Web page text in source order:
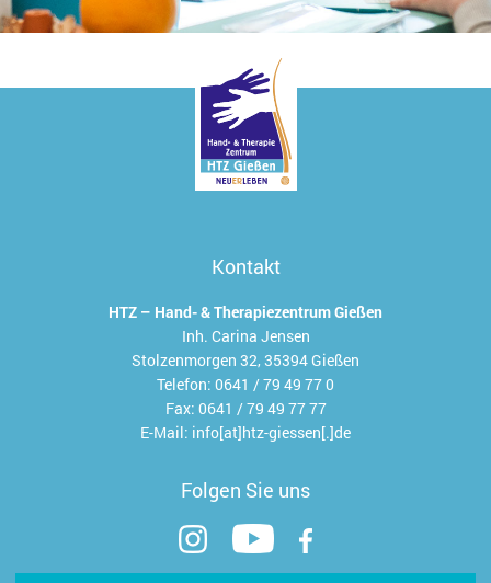
Kontakt
HTZ – Hand- & Therapiezentrum Gießen
Inh. Carina Jensen
Stolzenmorgen 32, 35394 Gießen
Telefon: 0641 / 79 49 77 0
Fax: 0641 / 79 49 77 77
E-Mail: info[at]htz-giessen[.]de
Folgen Sie uns